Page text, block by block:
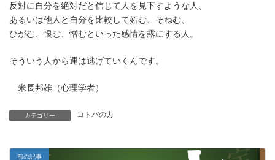
反対に自分を絶対だと信じて人を見下すような人、
あるいは他人と自分を比較して妬む、そねむ、
ひがむ、恨む、憎むといった感情を露にする人。
そういう人から運は逃げていくんです。
米長邦雄（心理学者）
カテゴリー コトバの力
前の記事